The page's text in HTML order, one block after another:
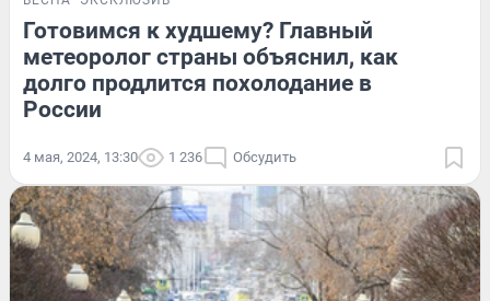
Готовимся к худшему? Главный
метеоролог страны объяснил, как
долго продлится похолодание в
России
4 мая, 2024, 13:30 1 236 Обсудить